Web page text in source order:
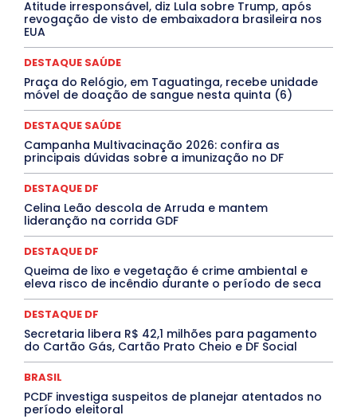
ELEIÇÕES EMPREGO E OPORTUNIDADES
ENTORNO
Especial
Espírito Santo ESPORTE
ESTÁGIO
Febre Oropouche
FILMES
Goiás
INTELIGÊNCIA ARTIFICIAL
Jogos Online
JUDICIÁRIO LITERATURA
Maranhão
Marburg
Mato Grosso
Mato Grosso do Sul
MEIO AMBIENTE
Minas Gerais MOBILIDADE
MPOX
MÚSICA
O Plantonista
PROCESSO SELETIVO
PUBLIEDITORIAL
QUALIFICAÇÃO PROFISSIONAL
RESIDÊNCIA
Santa Catarina
Saúde Agora
SEGURANÇA
Soltando o Verbo
TÁ FROID?
TEATRO
Tocantins
Utilidade Pública ZikaVirus
Mais
Atitude irresponsável, diz Lula sobre Trump, após
revogação de visto de embaixadora brasileira nos
EUA
DESTAQUE SAÚDE
Praça do Relógio, em Taguatinga, recebe unidade
móvel de doação de sangue nesta quinta (6)
DESTAQUE SAÚDE
Campanha Multivacinação 2026: confira as
principais dúvidas sobre a imunização no DF
DESTAQUE DF
Celina Leão descola de Arruda e mantem
lideranção na corrida GDF
DESTAQUE DF
Queima de lixo e vegetação é crime ambiental e
eleva risco de incêndio durante o período de seca
DESTAQUE DF
Secretaria libera R$ 42,1 milhões para pagamento
do Cartão Gás, Cartão Prato Cheio e DF Social
BRASIL
PCDF investiga suspeitos de planejar atentados no
período eleitoral